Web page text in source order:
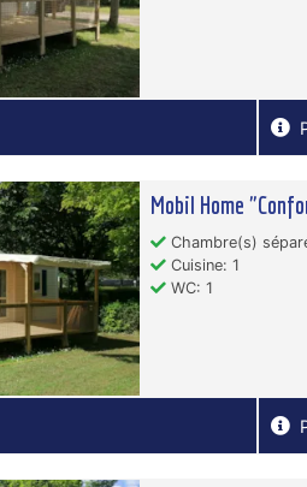
Mobil Home
Chambre(s)
Cuisine: 1
WC: 1